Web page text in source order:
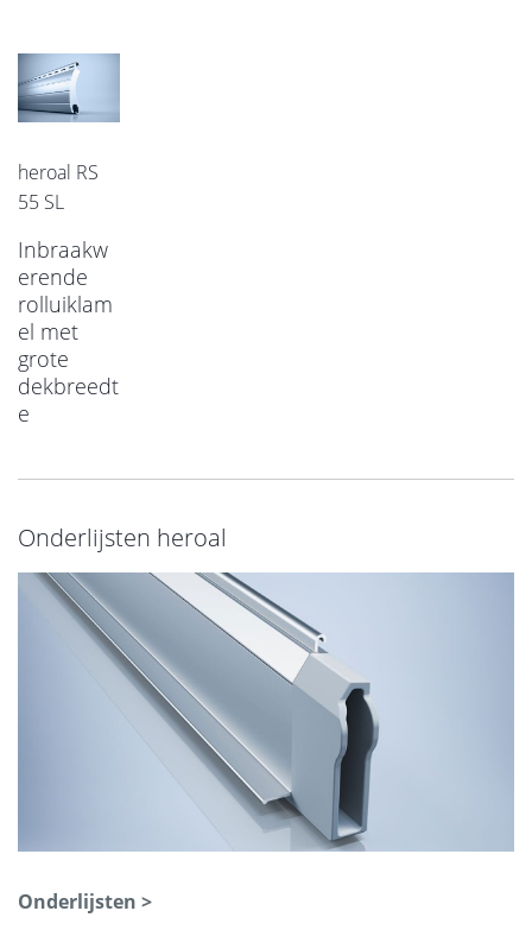
heroal RS
55 SL
Inbraakw
erende
rolluiklam
el met
grote
dekbreedt
e
Onderlijsten heroal
Onderlijsten >